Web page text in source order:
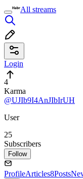
All streams
Login
4
Karma
@UJIb9I4AnJIbIrUH
User
25
Subscribers
Follow
ProfileArticles8Posts